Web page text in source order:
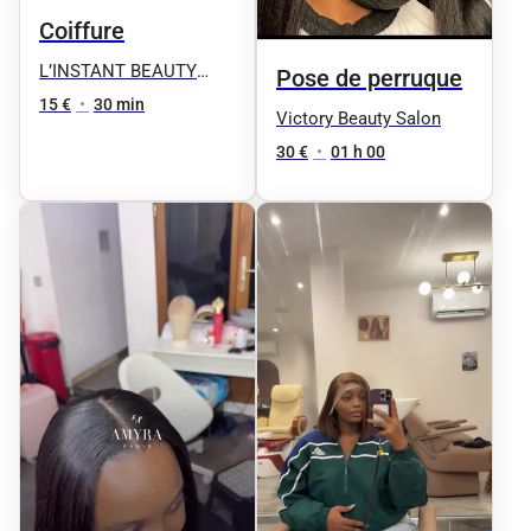
Coiffure
L’INSTANT BEAUTY
FANE
15 € • 30 min
Pose de perruque
Victory Beauty Salon
30 € • 01 h 00